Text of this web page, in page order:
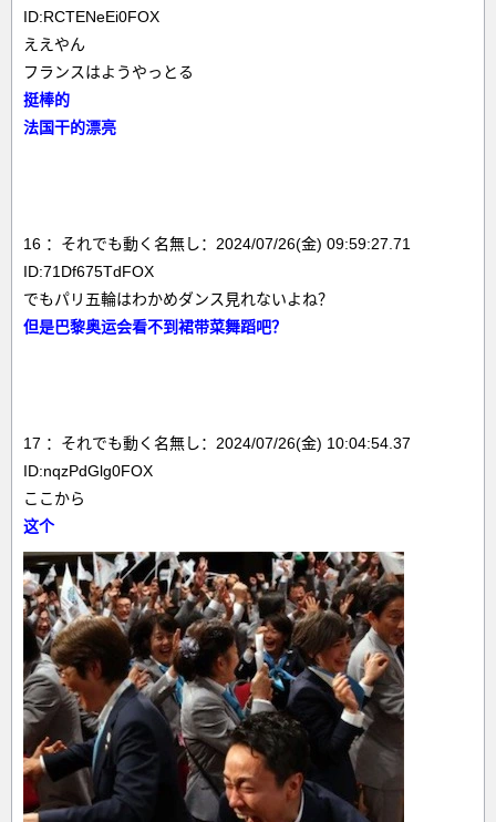
ID:RCTENeEi0FOX
ええやん
フランスはようやっとる
挺棒的
法国干的漂亮
16 ：それでも動く名無し：2024/07/26(金) 09:59:27.71
ID:71Df675TdFOX
でもパリ五輪はわかめダンス見れないよね？
但是巴黎奥运会看不到裙带菜舞蹈吧？
17 ：それでも動く名無し：2024/07/26(金) 10:04:54.37
ID:nqzPdGlg0FOX
ここから
这个